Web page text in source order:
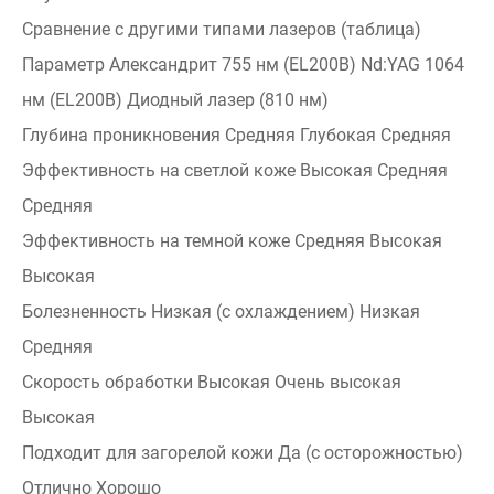
Сравнение с другими типами лазеров (таблица)
Параметр Александрит 755 нм (EL200B) Nd:YAG 1064
нм (EL200B) Диодный лазер (810 нм)
Глубина проникновения Средняя Глубокая Средняя
Эффективность на светлой коже Высокая Средняя
Средняя
Эффективность на темной коже Средняя Высокая
Высокая
Болезненность Низкая (с охлаждением) Низкая
Средняя
Скорость обработки Высокая Очень высокая
Высокая
Подходит для загорелой кожи Да (с осторожностью)
Отлично Хорошо